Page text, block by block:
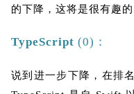
的下降，这将是很有趣的
TypeScript (0)：
说到进一步下降，在排